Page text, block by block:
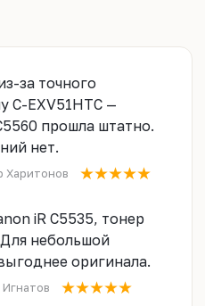
за точного
C-EXV51HTC —
прошла штатно.
нет.
Харитонов
iR C5535, тонер
небольшой
оригинала.